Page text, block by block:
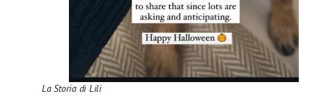
La Storia di Lili